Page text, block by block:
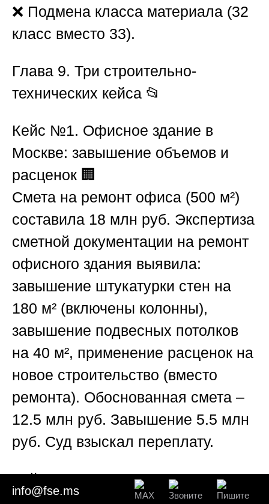
❌ Подмена класса материала (32
класс вместо 33).
Глава 9. Три строительно-
технических кейса 📂
Кейс №1. Офисное здание в
Москве: завышение объемов и
расценок 🏢
Смета на ремонт офиса (500 м²)
составила 18 млн руб. Экспертиза
сметной документации на ремонт
офисного здания выявила:
завышение штукатурки стен на
180 м² (включены колонны),
завышение подвесных потолков
на 40 м², применение расценок на
новое строительство (вместо
ремонта). Обоснованная смета –
12.5 млн руб. Завышение 5.5 млн
руб. Суд взыскал переплату.
Кейс №2. Бизнес-центр:
info@fse.ms